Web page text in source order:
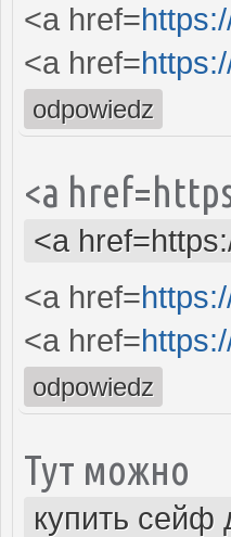
<a href=
<a href=
odpowiedz
<a
<a
<a href=
<a href=
odpowiedz
Тут можно
купить сейф